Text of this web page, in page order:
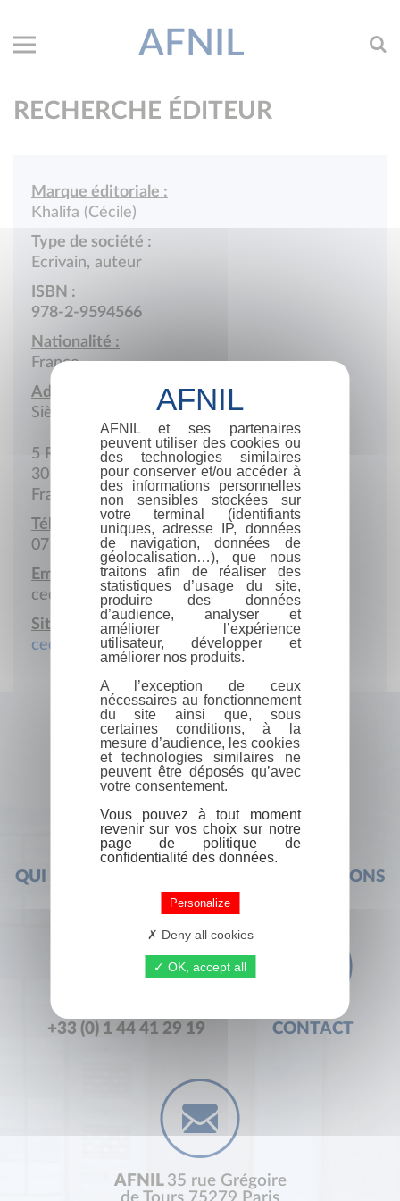
AFNIL
RECHERCHE ÉDITEUR
Marque éditoriale :
Khalifa (Cécile)
Type de société :
Ecrivain, auteur
ISBN :
978-2-9594566
Nationalité :
France
Adresse :
Siège social
5 Rue des Flotilles
30128 Garons
France
Téléphone portable :
07 71 66 43 28
Email :
cecile.khalifa@gmail.com
Site Internet :
cecilekhalifaecrivain.com
QUI SOMMES-NOUS ? FOIRE AUX QUESTIONS
+33 (0) 1 44 41 29 19 CONTACT
AFNIL 35 rue Grégoire
AFNIL et ses partenaires
peuvent utiliser des cookies ou
des technologies similaires
pour conserver et/ou accéder à
des informations personnelles
non sensibles stockées sur
votre terminal (identifiants
uniques, adresse IP, données
de navigation, données de
géolocalisation…), que nous
traitons afin de réaliser des
statistiques d’usage du site,
produire des données
d’audience, analyser et
améliorer l’expérience
utilisateur, développer et
améliorer nos produits.
A l’exception de ceux
nécessaires au fonctionnement
du site ainsi que, sous
certaines conditions, à la
mesure d’audience, les cookies
et technologies similaires ne
peuvent être déposés qu’avec
votre consentement.
Vous pouvez à tout moment
revenir sur vos choix sur notre
page de politique de
confidentialité des données.
Personalize
Deny all cookies
OK, accept all